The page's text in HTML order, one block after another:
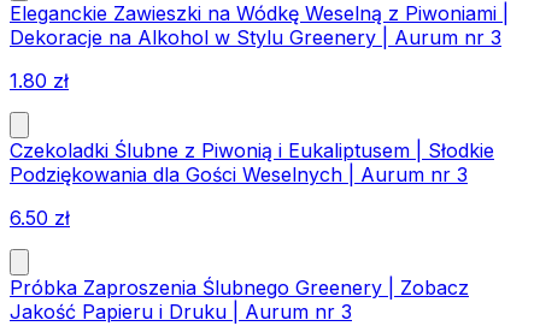
Eleganckie Zawieszki na Wódkę Weselną z Piwoniami |
Dekoracje na Alkohol w Stylu Greenery | Aurum nr 3
1.80 zł
Czekoladki Ślubne z Piwonią i Eukaliptusem | Słodkie
Podziękowania dla Gości Weselnych | Aurum nr 3
6.50 zł
Próbka Zaproszenia Ślubnego Greenery | Zobacz
Jakość Papieru i Druku | Aurum nr 3